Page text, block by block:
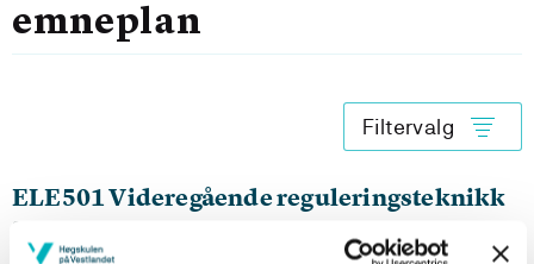
emneplan
Filtervalg
ELE501 Videregående reguleringsteknikk
2026-2027